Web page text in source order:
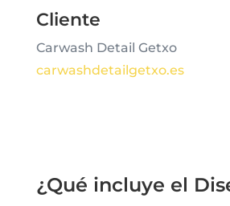
Cliente
Carwash Detail Getxo
carwashdetailgetxo.es
¿Qué incluye el